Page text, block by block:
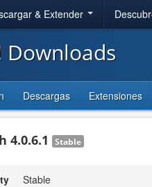
& Extender
Downloads
Descargas Extensiones
4.0.6.1 Stable
Stable